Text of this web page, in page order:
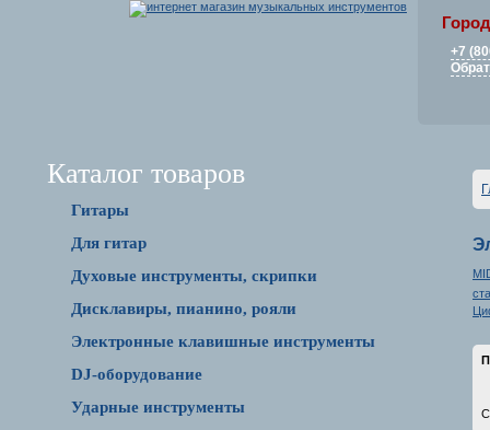
+7
Каталог товаров
Гитары
Для гитар
Духовые инструменты, скрипки
Дисклавиры, пианино, рояли
Электронные клавишные инструменты
DJ-оборудование
Ударные инструменты